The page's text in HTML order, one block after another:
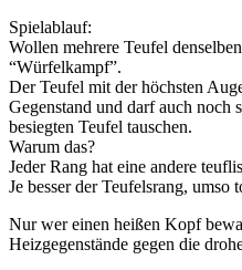
Spielablauf:
Wollen mehrere Teufel
“Würfelkampf”.
Der Teufel mit der höchsten
Gegenstand und darf auch noch
besiegten Teufel tauschen.
Warum das?
Jeder Rang hat eine andere
Je besser der Teufelsrang, umso
Nur wer einen heißen Kopf
Heizgegenstände gegen die